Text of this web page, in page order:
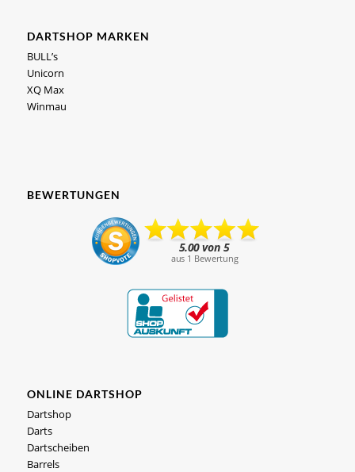
DARTSHOP MARKEN
BULL’s
Unicorn
XQ Max
Winmau
BEWERTUNGEN
ONLINE DARTSHOP
Dartshop
Darts
Dartscheiben
Barrels